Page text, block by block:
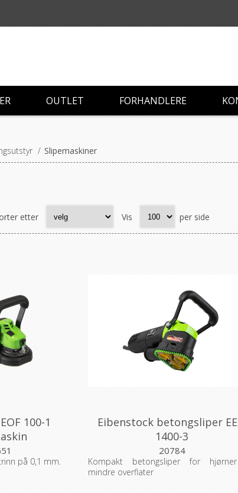
OUTLET FORHANDLERE
/ Slipemaskiner
etter Vis per side
100-1
på 0,1 mm.
Eibenstock betongsliper
1400-3
20784
Kompakt betongsliper for
mindre overflater